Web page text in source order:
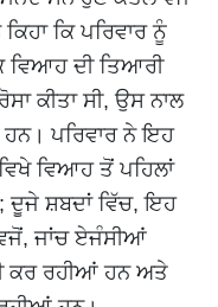
ਕਿ ਪਰਿਵਾਰ ਨੂੰ
ਵਿਆਹ ਦੀ ਤਿਆਰੀ
ਕੀਤਾ ਸੀ, ਉਸ ਨਾਲ
ਪਰਿਵਾਰ ਨੇ ਇਹ
ਵਿਖੇ ਵਿਆਹ ਤੋਂ ਪਹਿਲਾਂ
ਦੂਜੇ ਸ਼ਬਦਾਂ ਵਿੱਚ, ਇਹ
ਜਾਂਚ ਏਜੰਸੀਆਂ
ਕਰ ਰਹੀਆਂ ਹਨ ਅਤੇ